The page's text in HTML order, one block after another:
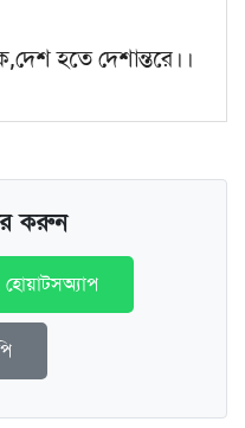
হতে দেশান্তরে।।
করুন
হোয়াটসঅ্যাপ